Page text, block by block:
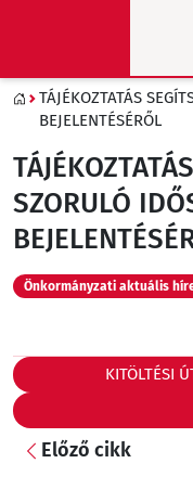
TÁJÉKOZTATÁS
BEJELENTÉSÉRŐL
SZORULÓ
Önkormányzati aktuális
KITÖLTÉSI
Előző cikk